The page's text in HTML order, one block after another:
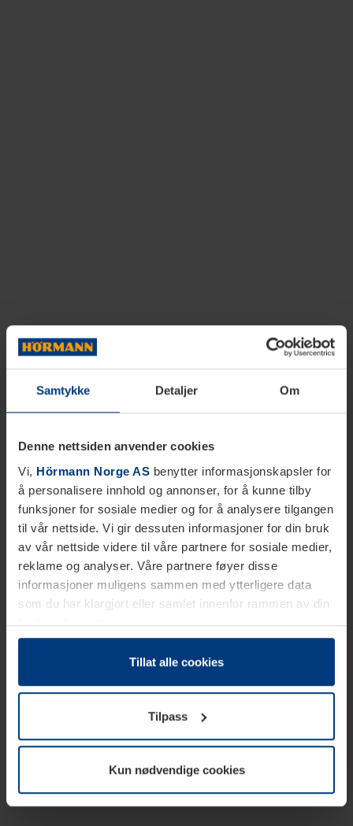
Samtykke Detaljer Om
Denne nettsiden anvender cookies
Vi, Hörmann Norge AS benytter informasjonskapsler for
å personalisere innhold og annonser, for å kunne tilby
funksjoner for sosiale medier og for å analysere tilgangen
til vår nettside. Vi gir dessuten informasjoner for din bruk
av vår nettside videre til våre partnere for sosiale medier,
reklame og analyser. Våre partnere føyer disse
informasjoner muligens sammen med ytterligere data
som du har klargjort eller samlet innenfor rammen av din
bruk av tjenestene.
Etter loven kan vi lagre informasjonskapsler på din
datamaskin, hvis disse er absolutt nødvendig for drift av
trenger vi din tillatelse. Du kan når som helst endre eller
tilbakekalle ditt samtykke i forklaringen av
informasjonskapselen på sidenPersonvernerklæringpå
Tillat alle cookies
Tilpass
Kun nødvendige cookies